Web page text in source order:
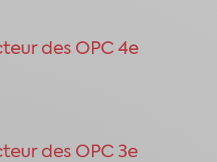
des OPC 4e
des OPC 3e